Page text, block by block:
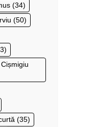
(34)
(50)
(35)